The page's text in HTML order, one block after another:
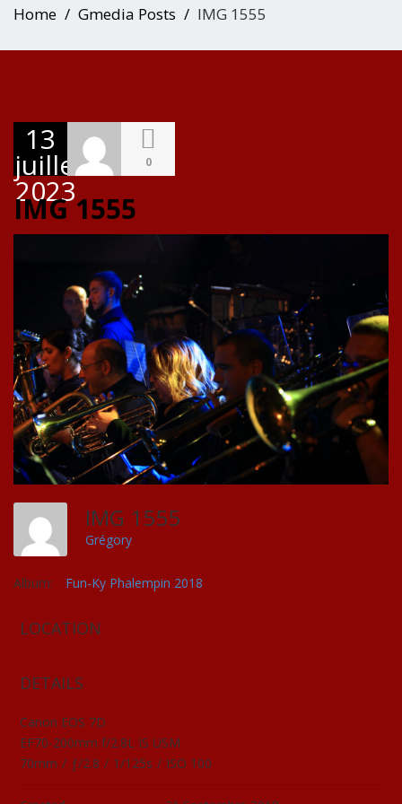
Home Gmedia Posts IMG 1555
13
juillet
2023
0
IMG 1555
IMG 1555
Grégory
Album: Fun-Ky Phalempin 2018
LOCATION
DETAILS
Canon EOS 7D
EF70-200mm f/2.8L IS USM
70mm / ƒ/2.8 / 1/125s / ISO 100